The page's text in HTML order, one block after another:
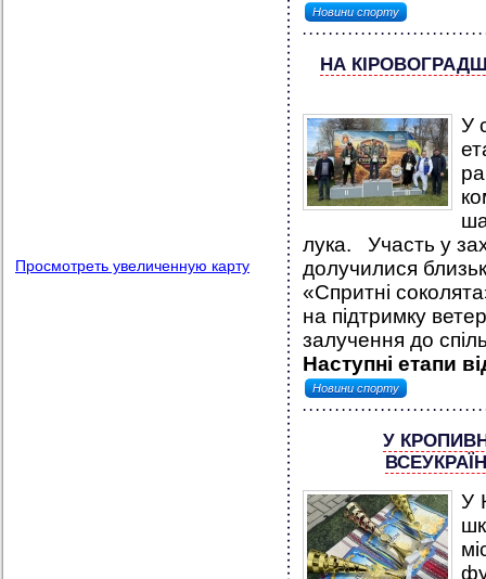
Просмотреть увеличенную карту
Новини спорту
НА
У
лука. Участь у
долучилися
«Спритні
на підтримку
залучення до
Наступні етапи
Новини спорту
У
У